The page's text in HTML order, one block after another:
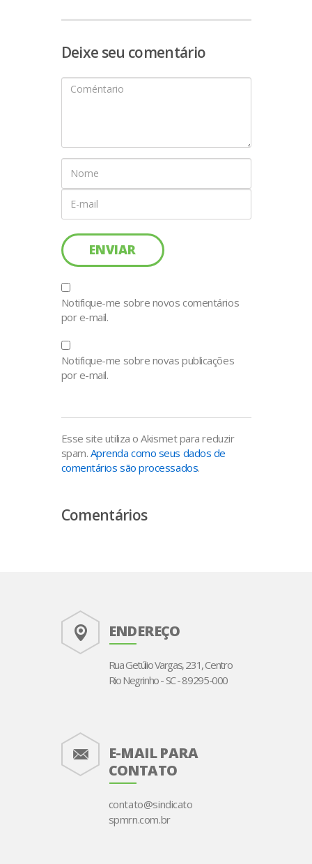
Deixe seu comentário
Notifique-me sobre novos comentários
por e-mail.
Notifique-me sobre novas publicações
por e-mail.
Esse site utiliza o Akismet para reduzir
spam. Aprenda como seus dados de
comentários são processados.
Comentários
ENDEREÇO
Rua Getúlio Vargas, 231, Centro
Rio Negrinho - SC - 89295-000
E-MAIL PARA
CONTATO
contato@sindicato
spmrn.com.br